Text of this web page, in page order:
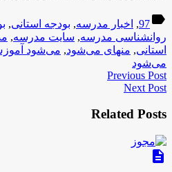
label
97
, اخبار مدرسه, بودجه استانی,
روانشناسی مدرسه, سایت مدرسه,
استانی, منهای می‌شود, می‌شود
می‌شود
Previous Post
Next Post
Related Posts
description